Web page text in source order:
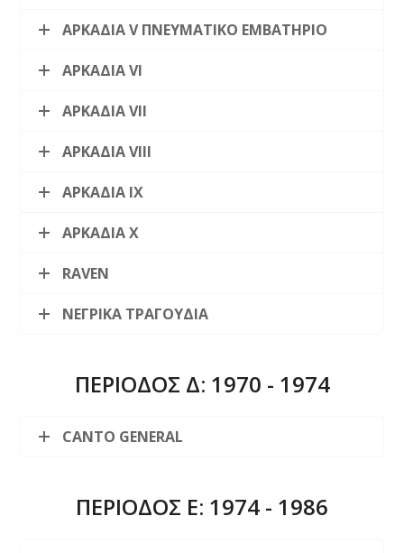
ΑΡΚΑΔΙΑ V ΠΝΕΥΜΑΤΙΚΟ ΕΜΒΑΤΗΡΙΟ
ΑΡΚΑΔΙΑ VI
ΑΡΚΑΔΙΑ VII
ΑΡΚΑΔΙΑ VIII
ΑΡΚΑΔΙΑ IX
ΑΡΚΑΔΙΑ Χ
RAVEN
ΝΕΓΡΙΚΑ ΤΡΑΓΟΥΔΙΑ
ΠΕΡΙΟΔΟΣ Δ: 1970 - 1974
CANTO GENERAL
ΠΕΡΙΟΔΟΣ Ε: 1974 - 1986